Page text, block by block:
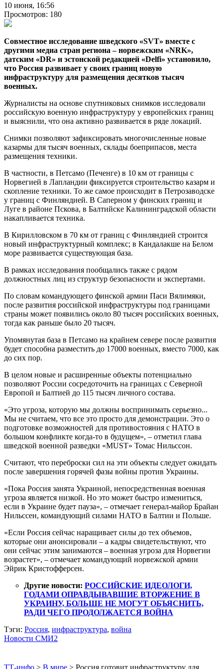
10 июня, 16:56
Просмотров: 180
Совместное исследование шведского «SVT» вместе с
другими медиа стран региона – норвежским «NRK»,
датским «DR» и эстонской редакцией «Delfi» установило,
что Россия развивает у своих границ новую
инфраструктуру для размещения десятков тысяч
военных.
Журналисты на основе спутниковых снимков исследовали
российскую военную инфраструктуру у европейских границ
и выяснили, что она активно развивается в ряде локаций.
Снимки позволяют зафиксировать многочисленные новые
казармы для тысяч военных, склады боеприпасов, места
размещения техники.
В частности, в Петсамо (Печенге) в 10 км от границы с
Норвегией в Лапландии фиксируется строительство казарм и
скопление техники. То же самое происходит в Петрозаводске
у границ с Финляндией. В Саперном у финских границ и
Луге в районе Пскова, в Балтийске Калининградской области
накапливается техника.
В Кирилловском в 70 км от границ с Финляндией строится
новый инфраструктурный комплекс; в Кандалакше на Белом
море развивается существующая база.
В рамках исследования пообщались также с рядом
должностных лиц из структур безопасности и экспертами.
По словам командующего финской армии Паси Вялимяки,
после развития российской инфраструктуры под границами
страны может появились около 80 тысяч российских военных,
тогда как раньше было 20 тысяч.
Упомянутая база в Петсамо на крайнем севере после развития
будет способна разместить до 17000 военных, вместо 7000, как
до сих пор.
В целом новые и расширенные объекты потенциально
позволяют России сосредоточить на границах с Северной
Европой и Балтией до 115 тысяч личного состава.
«Это угроза, которую мы должны воспринимать серьезно...
Мы не считаем, что все это просто для демонстрации. Это о
подготовке возможностей для противостояния с НАТО в
большом конфликте когда-то в будущем», – отметил глава
шведской военной разведки «MUST» Томас Нильссон.
Считают, что переброски сил на эти объекты следует ожидать
после завершения горячей фазы войны против Украины.
«Пока Россия занята Украиной, непосредственная военная
угроза является низкой. Но это может быстро измениться,
если в Украине будет пауза», – отмечает генерал-майор Брайан
Нильссен, командующий силами НАТО в Балтии и Польше.
«Если Россия сейчас наращивает силы до тех объемов,
которые они анонсировали – а кадры свидетельствуют, что
они сейчас этим занимаются – военная угроза для Норвегии
возрастет», – отмечает командующий норвежской армии
Эйрик Кристофферсен.
Другие новости: РОССИЙСКИЕ ИДЕОЛОГИ,
ГОДАМИ ОПРАВДЫВАВШИЕ ВТОРЖЕНИЕ В
УКРАИНУ, БОЛЬШЕ НЕ МОГУТ ОБЪЯСНИТЬ,
РАДИ ЧЕГО ПРОДОЛЖАЕТСЯ ВОЙНА
Тэги: Россия, инфраструктура, война
Новости СМИ2
ТТ-инфо > В мире > Россия готовит инфраструктуру для